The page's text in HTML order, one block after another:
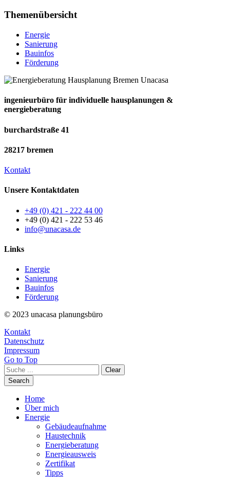
Themenübersicht
Energie
Sanierung
Bauinfos
Förderung
ingenieurbüro für individuelle hausplanungen &
energieberatung
burchardstraße 41
28217 bremen
Kontakt
Unsere Kontaktdaten
+49 (0) 421 - 222 44 00
+49 (0) 421 - 222 53 46
info@unacasa.de
Links
Energie
Sanierung
Bauinfos
Förderung
© 2023 unacasa planungsbüro
Kontakt
Datenschutz
Impressum
Go to Top
Clear
Search
Home
Über mich
Energie
Gebäudeaufnahme
Haustechnik
Energieberatung
Energieausweis
Zertifikat
Tipps